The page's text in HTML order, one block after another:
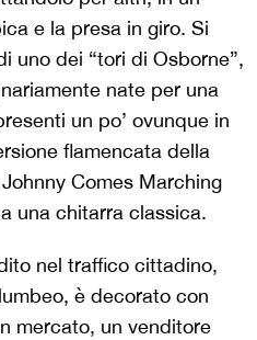
e la presa in giro. Si
uno dei “tori di Osborne”,
nate per una
un po’ ovunque in
flamencata della
Comes Marching
una chitarra classica.
nel traffico cittadino,
è decorato con
mercato, un venditore